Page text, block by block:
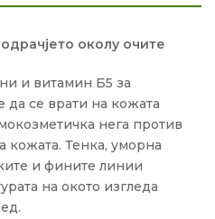
околу очите
и витамин Б5 за
да се врати на кожата
нега против
кожата. Тенка, уморна
и фините линии
на окото изгледа